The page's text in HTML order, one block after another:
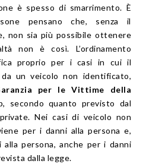
è spesso di smarrimento. È
pensano che, senza il
non sia più possibile ottenere
non è così. L’ordinamento
proprio per i casi in cui il
un veicolo non identificato,
per le Vittime della
secondo quanto previsto dal
Nei casi di veicolo non
per i danni alla persona e,
alla persona, anche per i danni
dalla legge.